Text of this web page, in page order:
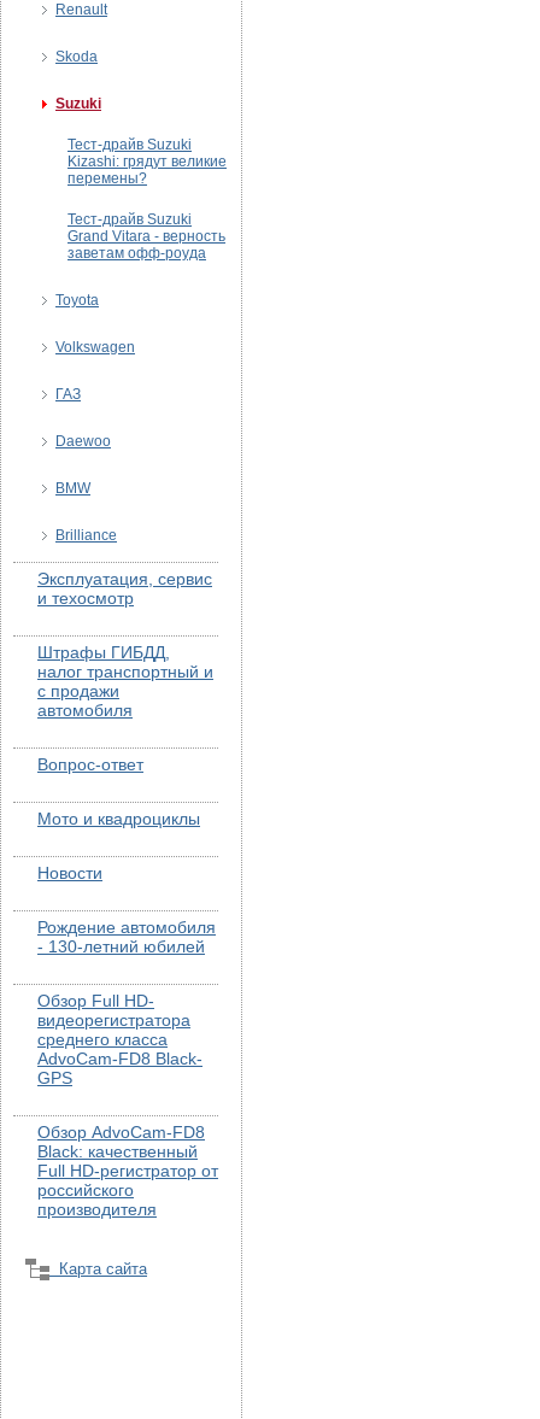
Renault
Skoda
Suzuki
Тест-драйв Suzuki
Kizashi: грядут великие
перемены?
Тест-драйв Suzuki
Grand Vitara - верность
заветам офф-роуда
Toyota
Volkswagen
ГАЗ
Daewoo
BMW
Brilliance
Эксплуатация, сервис
и техосмотр
Штрафы ГИБДД,
налог транспортный и
с продажи
автомобиля
Вопрос-ответ
Мото и квадроциклы
Новости
Рождение автомобиля
- 130-летний юбилей
Обзор Full HD-
видеорегистратора
среднего класса
AdvoCam-FD8 Black-
GPS
Обзор AdvoCam-FD8
Black: качественный
Full HD-регистратор от
российского
производителя
Карта сайта